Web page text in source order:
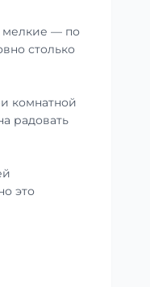
мелкие — по
столько
комнатной
радовать
это